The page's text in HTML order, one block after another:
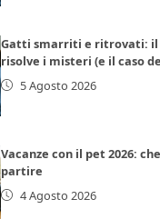
Gatti smarriti e ritrovati: il
risolve i misteri (e il caso
5 Agosto 2026
Vacanze con il pet 2026:
partire
4 Agosto 2026